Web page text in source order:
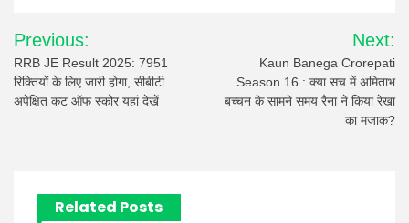
Post
navigation
Previous:
RRB JE Result 2025: 7951
रिक्तियों के लिए जारी होगा, सीबीटी
अपेक्षित कट ऑफ स्कोर यहां देखें
Next:
Kaun Banega Crorepati
Season 16 : क्या सच में अमिताभ
बच्चन के सामने समय रैना ने किया रेखा
का मजाक?
Related Posts